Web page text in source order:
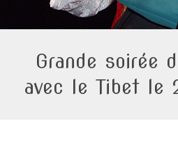
Grande soirée
avec le Tibet le